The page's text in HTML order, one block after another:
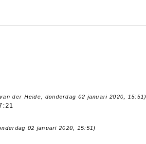
der Heide, donderdag 02 januari 2020, 15:51)
02 januari 2020, 15:51)